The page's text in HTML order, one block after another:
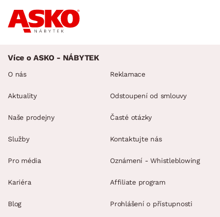
Více o ASKO - NÁBYTEK
O nás
Aktuality
Naše prodejny
Služby
Pro média
Kariéra
Blog
Reklamace
Odstoupení od smlouvy
Časté otázky
Kontaktujte nás
Oznámení - Whistleblowing
Affiliate program
Prohlášení o přístupnosti